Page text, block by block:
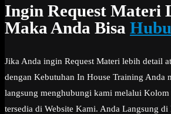
Ingin Request Materi
Maka Anda Bisa
Jika Anda ingin Request Materi lebih detail
dengan Kebutuhan In House Training Anda
langsung menghubungi kami melalui
tersedia di Website Kami. Anda Langsung di